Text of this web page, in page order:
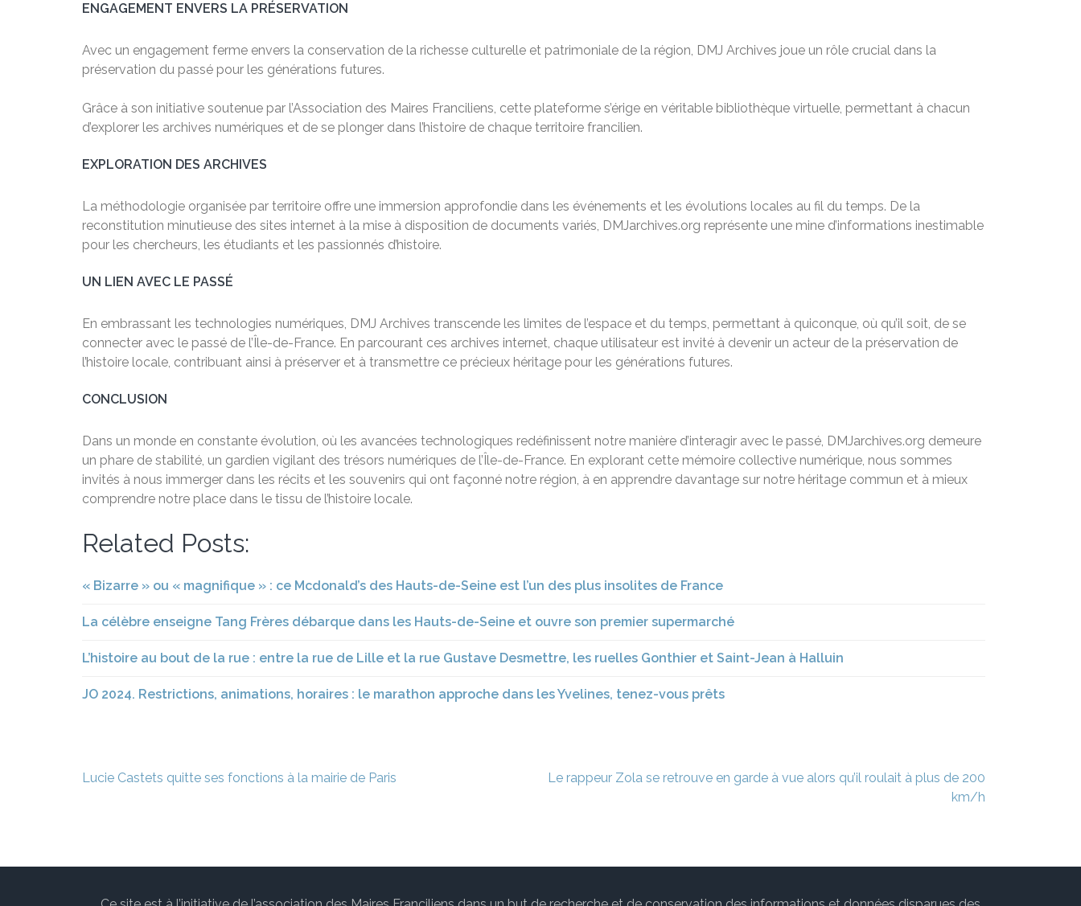
ENGAGEMENT ENVERS LA PRÉSERVATION
Avec un engagement ferme envers la conservation de la richesse culturelle et patrimoniale de la région, DMJ Archives joue un rôle crucial dans la
préservation du passé pour les générations futures.
Grâce à son initiative soutenue par l’Association des Maires Franciliens, cette plateforme s’érige en véritable bibliothèque virtuelle, permettant à chacun
d’explorer les archives numériques et de se plonger dans l’histoire de chaque territoire francilien.
EXPLORATION DES ARCHIVES
La méthodologie organisée par territoire offre une immersion approfondie dans les événements et les évolutions locales au fil du temps. De la
reconstitution minutieuse des sites internet à la mise à disposition de documents variés, DMJarchives.org représente une mine d’informations inestimable
pour les chercheurs, les étudiants et les passionnés d’histoire.
UN LIEN AVEC LE PASSÉ
En embrassant les technologies numériques, DMJ Archives transcende les limites de l’espace et du temps, permettant à quiconque, où qu’il soit, de se
connecter avec le passé de l’Île-de-France. En parcourant ces archives internet, chaque utilisateur est invité à devenir un acteur de la préservation de
l’histoire locale, contribuant ainsi à préserver et à transmettre ce précieux héritage pour les générations futures.
CONCLUSION
Dans un monde en constante évolution, où les avancées technologiques redéfinissent notre manière d’interagir avec le passé, DMJarchives.org demeure
un phare de stabilité, un gardien vigilant des trésors numériques de l’Île-de-France. En explorant cette mémoire collective numérique, nous sommes
invités à nous immerger dans les récits et les souvenirs qui ont façonné notre région, à en apprendre davantage sur notre héritage commun et à mieux
comprendre notre place dans le tissu de l’histoire locale.
Related Posts:
« Bizarre » ou « magnifique » : ce Mcdonald’s des Hauts-de-Seine est l’un des plus insolites de France
La célèbre enseigne Tang Frères débarque dans les Hauts-de-Seine et ouvre son premier supermarché
L’histoire au bout de la rue : entre la rue de Lille et la rue Gustave Desmettre, les ruelles Gonthier et Saint-Jean à Halluin
JO 2024. Restrictions, animations, horaires : le marathon approche dans les Yvelines, tenez-vous prêts
Navigation
Lucie Castets quitte ses fonctions à la mairie de Paris
Le rappeur Zola se retrouve en garde à vue alors qu’il roulait à plus de 200
km/h